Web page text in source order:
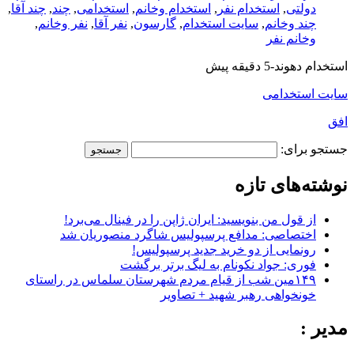
دولتی, استخدام نفر , استخدام وخانم, استخدامی, چند, چند آقا,
چند وخانم, سایت استخدام, گارسون, نفر آقا, نفر وخانم,
وخانم نفر
استخدام دهوند-5 دقیقه پیش
سایت استخدامی
افق
جستجو برای:
نوشته‌های تازه
از قول من بنویسید: ایران ژاپن را در فینال می‌برد!
اختصاصی: مدافع پرسپولیس شاگرد منصوریان شد
رونمایی از دو خرید جدید پرسپولیس!
فوری: جواد نکونام به لیگ برتر برگشت
۱۴۹مین شب از قیام مردم شهرستان سلماس در راستای
خونخواهی رهبر شهید + تصاویر
مدیر :